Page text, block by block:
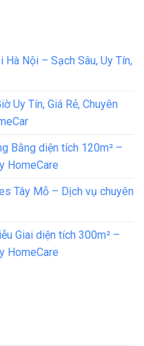
Hà Nội – Sạch Sâu, Uy Tín,
Uy Tín, Giá Rẻ, Chuyên
Bằng diện tích 120m² –
HomeCare
Tây Mỗ – Dịch vụ chuyên
Giai diện tích 300m² –
HomeCare